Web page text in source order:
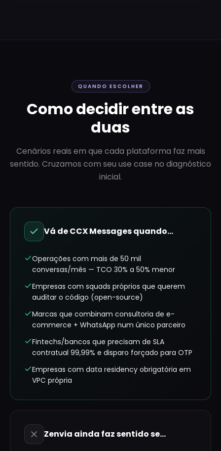
QUANDO ESCOLHER
Como decidir entre as
duas
Cenários reais em que cada plataforma faz mais
sentido. Cruzamos com seu use case no diagnóstico
inicial.
Vá de CCX Messages quando…
Operações com mais de 50 mil
conversas/mês — TCO 30% a 50% menor
Empresas com squads próprios que querem
auditar o código (open-source)
Marcas que combinam consultoria de e-
commerce + WhatsApp num único parceiro
Fintechs/bancos que precisam de SLA
contratual 99,99% e disparo forçado para OTP
Empresas com data residency obrigatória em
VPC própria
Zenvia ainda faz sentido se…